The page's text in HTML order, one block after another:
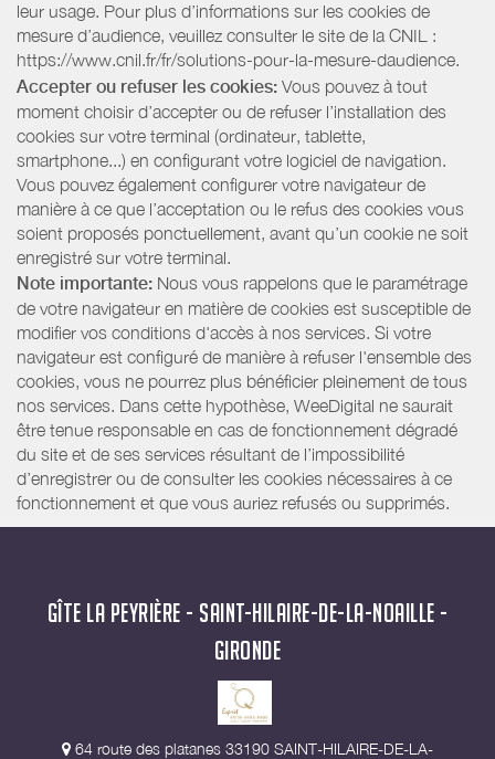
leur usage. Pour plus d’informations sur les cookies de
mesure d’audience, veuillez consulter le site de la CNIL :
https://www.cnil.fr/fr/solutions-pour-la-mesure-daudience.
Accepter ou refuser les cookies: Vous pouvez à tout
moment choisir d’accepter ou de refuser l’installation des
cookies sur votre terminal (ordinateur, tablette,
smartphone...) en configurant votre logiciel de navigation.
Vous pouvez également configurer votre navigateur de
manière à ce que l’acceptation ou le refus des cookies vous
soient proposés ponctuellement, avant qu’un cookie ne soit
enregistré sur votre terminal.
Note importante: Nous vous rappelons que le paramétrage
de votre navigateur en matière de cookies est susceptible de
modifier vos conditions d'accès à nos services. Si votre
navigateur est configuré de manière à refuser l'ensemble des
cookies, vous ne pourrez plus bénéficier pleinement de tous
nos services. Dans cette hypothèse, WeeDigital ne saurait
être tenue responsable en cas de fonctionnement dégradé
du site et de ses services résultant de l’impossibilité
d’enregistrer ou de consulter les cookies nécessaires à ce
fonctionnement et que vous auriez refusés ou supprimés.
GÎTE LA PEYRIÈRE - SAINT-HILAIRE-DE-LA-NOAILLE -
GIRONDE
64 route des platanes 33190 SAINT-HILAIRE-DE-LA-